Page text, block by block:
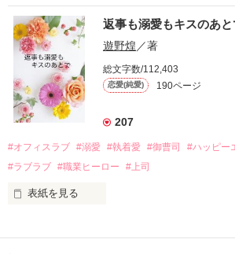
『責任をとる、結婚しよう』と真っ直ぐに
戸惑う美桜とは裏腹に、好きという気持ち
甘やかしてくる。
そんなある日、哲平は美桜がストーカー被
遭っていることを知る。
美桜を守るため、哲平は同居を提案してき
夏木美桜(なつきみお)
鳴海哲平 (なるみてっぺい)
おかしな噂を流されて前の職場でうまく
桜は、海外で傷心旅行をしていたところ、
い、酒の勢いもあり一夜限りの関係となる。
帰国後、美桜は新しい職場でワンナイト
なんと彼の正体は、とある財閥御曹司にも
れて起業した新進気鋭の実業家、社内でも
――御影恭司その人だったのだ――！
なぜか恭司から飼い猫の世話係を命じら
の関係となってしまい――？
返事も溺愛もキスのあ
遊野煌 ／著
総文字数/112,403
恋愛(純愛) 190ページ
207
#オフィスラブ #溺愛 #執着愛 #御曹司 #ハッピー
#ラブラブ #職業ヒーロー #上司
表紙を見る
ションの企画戦略室で働いている。